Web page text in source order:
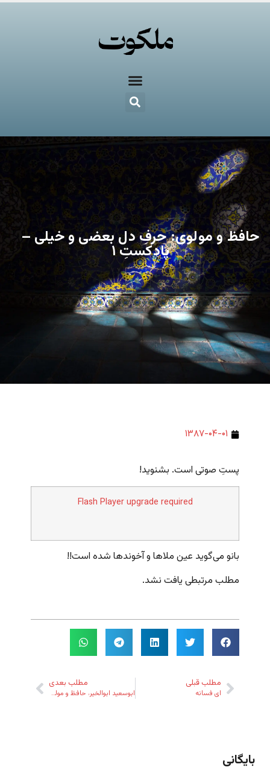
حافظ و مولوی: حرفِ دل بعضی و خیلی –
پادکستِ ۱
۱۳۸۷-۰۴-۰۱
پستِ صوتی است. بشنوید!
Flash Player upgrade required
بانو می‌گوید عین ملاها و آخوندها شده است!!
مطلب مرتبطی یافت نشد.
مطلب قبلی
ای فسانه
مطلب بعدی
ابوسعید ابوالخیر، حافظ و مولوی – پادکستِ ۲
بایگانی